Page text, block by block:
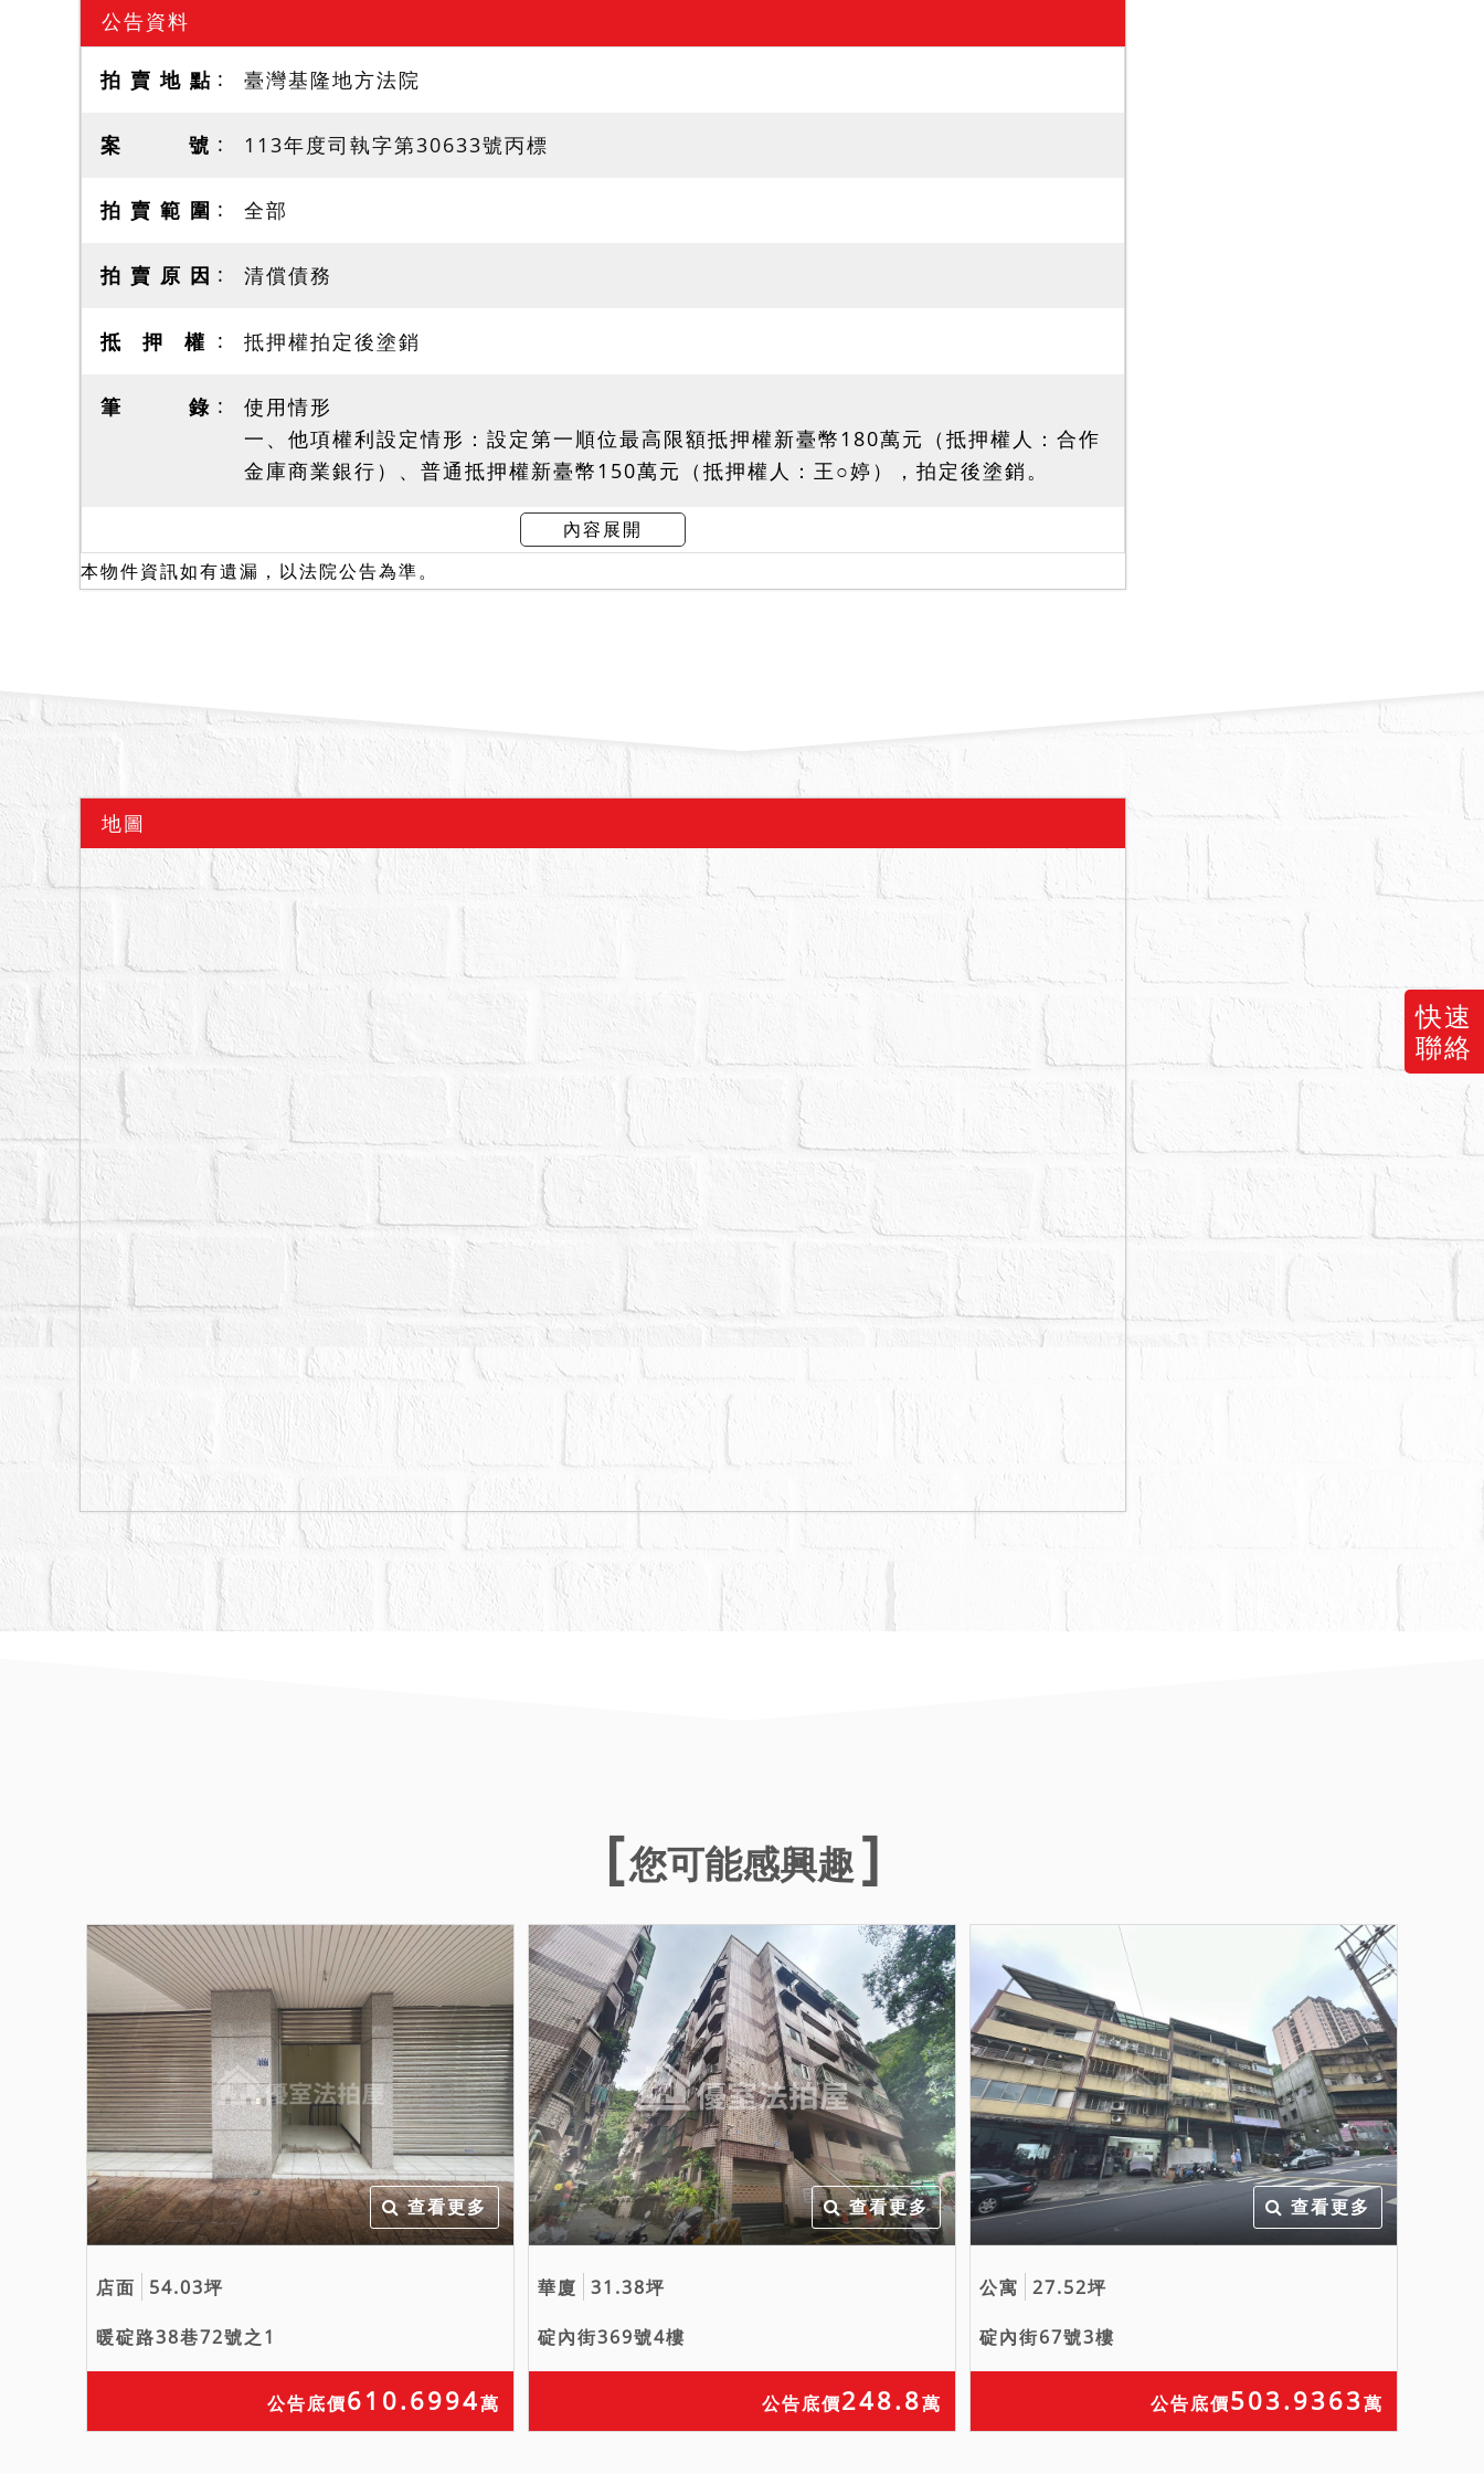
快速
聯絡
公告資料
拍 賣 地 點 臺灣基隆地方法院
案 號 113年度司執字第30633號丙標
拍 賣 範 圍 全部
拍 賣 原 因 清償債務
抵 押 權 抵押權拍定後塗銷
筆 錄
使用情形
一、他項權利設定情形：設定第一順位最高限額抵押權新臺幣180萬元（抵押權人：合作
金庫商業銀行）、普通抵押權新臺幣150萬元（抵押權人：王○婷），拍定後塗銷。
並應達到底價，以總價最高者得標。
三、本件標的於民國114年2月17日查封時，觀之屋內無人居住、堆放雜物，1、2樓均有
神明桌。1樓後方以檔土牆為界，並以鐵皮搭建增建、2樓後方有外推、3樓亦以鐵皮搭蓋
四、關於本件標的是否有「海沙屋、輻射屋、地震受創、建物內有非自然死亡等情形」，
在場債務人張志銘表示並無上開情事。另依鑑價報告略載：經現況勘查目前現況閒置未使
用，惟建物有頂層增建，作為儲物空間使用，而建物維護與保養狀況普通等語。依強制執
於拍定後主張。
五、本件拍賣土地如經地政機關實施重測，其面積、位置等應以重測之結果為準。如因重
測之結果，至土地之面積、位置，或土地現況等語拍賣公告有所不符，債權人、債務人、
拍定人或其他利害關係人均不得以此為由，請求增減價金或撤銷拍定。依基隆市都市計畫
土地使用分區（公共設施用地）證明書略載：6-3地號土地為「住宅區」、6-9地號土地
為「道路用地」。
六、本標內暫編2998建號建物，係未辦理建築物所有權第一次登記之不動產，拍定後拍
定人不能持權利移轉證書辦理所有權移轉登記，亦不得以面積不符，請求減少價金，或撤
銷拍定；且若該建物經建築主管機關認定為違章建築，拍定人應自行承擔受拆除之危險。
與主建物建號內部相通，且無獨立出口，為抵押權效力所及。
備註
一、上開不動產4宗合併拍賣，請投標人分別出價。
二、拍賣最低價額合計新台幣：4,619,000元，以總價最高者得標。
三、保證金新台幣：924,000元。
內容展開
本物件資訊如有遺漏，以法院公告為準。
地圖
您可能感興趣
查看更多
店面 54.03坪
暖碇路38巷72號之1
公告底價610.6994萬
查看更多
華廈 31.38坪
碇內街369號4樓
公告底價248.8萬
查看更多
公寓 27.52坪
碇內街67號3樓
公告底價503.9363萬